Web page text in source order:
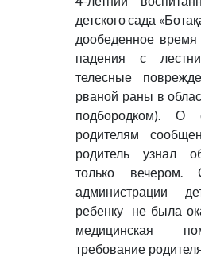
детского сада
дообеденное время
падения с
телесные
рваной раны в
подбородком). О
родителям
родитель узнал
только вечером.
администрации
ребенку не была
медицинская
требование